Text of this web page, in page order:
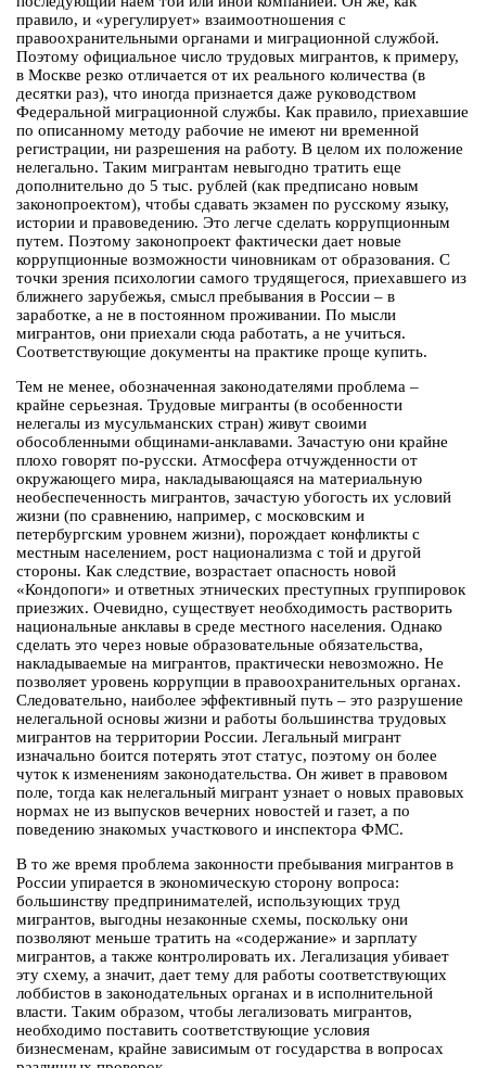
правило, и «урегулирует» взаимоотношения с
правоохранительными органами и миграционной службой.
Поэтому официальное число трудовых мигрантов, к примеру,
в Москве резко отличается от их реального количества (в
десятки раз), что иногда признается даже руководством
Федеральной миграционной службы. Как правило, приехавшие
по описанному методу рабочие не имеют ни временной
регистрации, ни разрешения на работу. В целом их положение
нелегально. Таким мигрантам невыгодно тратить еще
дополнительно до 5 тыс. рублей (как предписано новым
законопроектом), чтобы сдавать экзамен по русскому языку,
истории и правоведению. Это легче сделать коррупционным
путем. Поэтому законопроект фактически дает новые
коррупционные возможности чиновникам от образования. С
точки зрения психологии самого трудящегося, приехавшего из
ближнего зарубежья, смысл пребывания в России – в
заработке, а не в постоянном проживании. По мысли
мигрантов, они приехали сюда работать, а не учиться.
Соответствующие документы на практике проще купить.
Тем не менее, обозначенная законодателями проблема –
крайне серьезная. Трудовые мигранты (в особенности
нелегалы из мусульманских стран) живут своими
обособленными общинами-анклавами. Зачастую они крайне
плохо говорят по-русски. Атмосфера отчужденности от
окружающего мира, накладывающаяся на материальную
необеспеченность мигрантов, зачастую убогость их условий
жизни (по сравнению, например, с московским и
петербургским уровнем жизни), порождает конфликты с
местным населением, рост национализма с той и другой
стороны. Как следствие, возрастает опасность новой
«Кондопоги» и ответных этнических преступных группировок
приезжих. Очевидно, существует необходимость растворить
национальные анклавы в среде местного населения. Однако
сделать это через новые образовательные обязательства,
накладываемые на мигрантов, практически невозможно. Не
позволяет уровень коррупции в правоохранительных органах.
Следовательно, наиболее эффективный путь – это разрушение
нелегальной основы жизни и работы большинства трудовых
мигрантов на территории России. Легальный мигрант
изначально боится потерять этот статус, поэтому он более
чуток к изменениям законодательства. Он живет в правовом
поле, тогда как нелегальный мигрант узнает о новых правовых
нормах не из выпусков вечерних новостей и газет, а по
поведению знакомых участкового и инспектора ФМС.
В то же время проблема законности пребывания мигрантов в
России упирается в экономическую сторону вопроса:
большинству предпринимателей, использующих труд
мигрантов, выгодны незаконные схемы, поскольку они
позволяют меньше тратить на «содержание» и зарплату
мигрантов, а также контролировать их. Легализация убивает
эту схему, а значит, дает тему для работы соответствующих
лоббистов в законодательных органах и в исполнительной
власти. Таким образом, чтобы легализовать мигрантов,
необходимо поставить соответствующие условия
бизнесменам, крайне зависимым от государства в вопросах